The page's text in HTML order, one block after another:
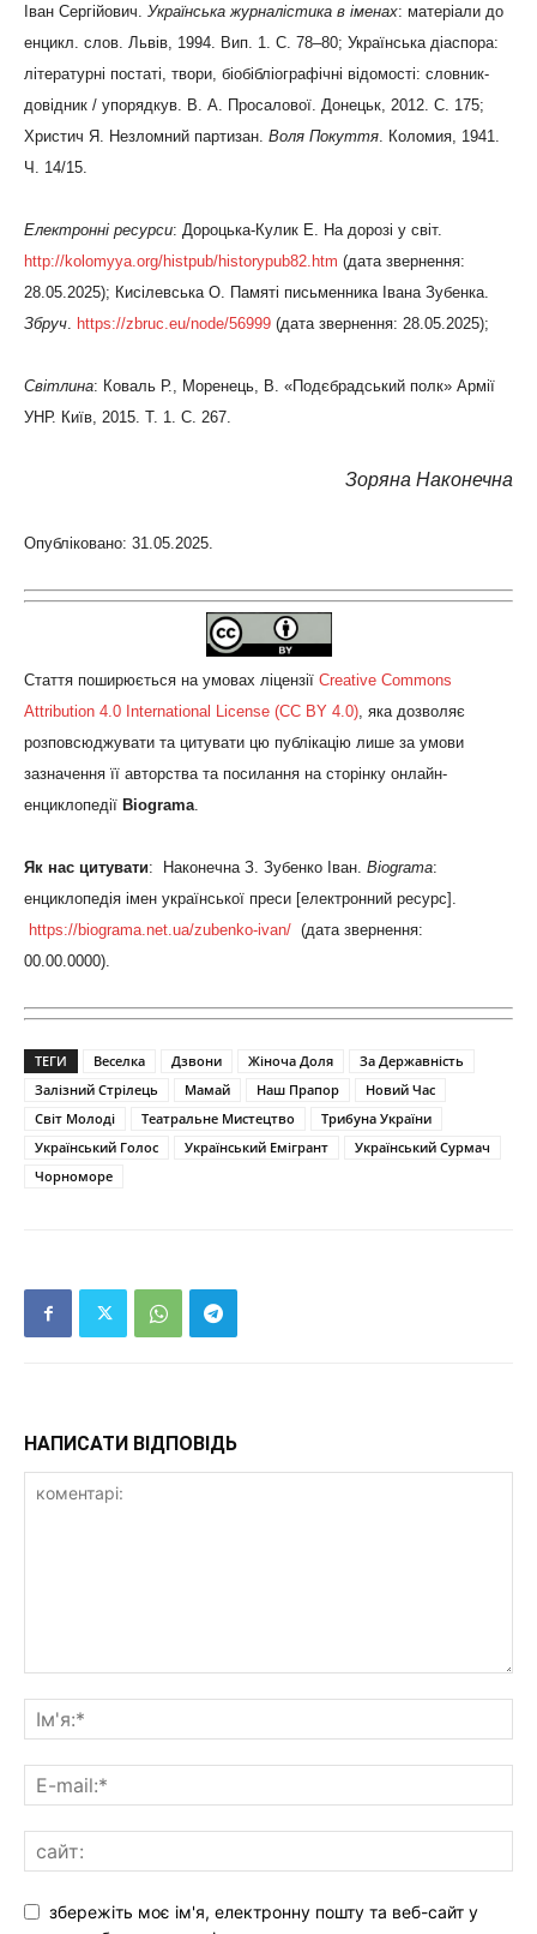
Іван Сергійович. Українська журналістика в іменах: матеріали до
енцикл. слов. Львів, 1994. Вип. 1. С. 78–80; Українська діаспора:
літературні постаті, твори, біобібліографічні відомості: словник-
довідник / упорядкув. В. А. Просалової. Донецьк, 2012. С. 175;
Христич Я. Незломний партизан. Воля Покуття . Коломия, 1941.
Ч. 14/15.
Електронні ресурси: Дороцька-Кулик Е. На дорозі у світ.
http://kolomyya.org/histpub/historypub82.htm (дата звернення:
28.05.2025); Кисілевська О. Памяті письменника Івана Зубенка.
Збруч
https://zbruc.eu/node/56999 (дата звернення: 28.05.2025);
Світлина: Коваль Р., Моренець, В. «Подєбрадський полк» Армії
УНР. Київ, 2015. Т. 1. С. 267.
Зоряна Наконечна
Опубліковано: 31.05.2025.
Стаття поширюється на умовах ліцензії Creative Commons
Attribution 4.0 International License (CC BY 4.0) , яка дозволяє
розповсюджувати та цитувати цю публікацію лише за умови
зазначення її авторства та посилання на сторінку онлайн-
енциклопедії Biograma
Як нас цитувати: Наконечна З. Зубенко Іван. Biograma:
енциклопедія імен української преси [електронний ресурс].
https://biograma.net.ua/zubenko-ivan/ ‎ (дата звернення:
00.00.0000).
ТЕГИ Веселка Дзвони Жіноча Доля
За Державність
Залізний Стрілець
Мамай Наш Прапор
Новий Час
Світ Молоді
Театральне Мистецтво
Трибуна України
Український Голос
Український Емігрант
Український Сурмач
Чорноморе
НАПИСАТИ ВІДПОВІДЬ
збережіть моє ім'я, електронну пошту та веб-сайт у